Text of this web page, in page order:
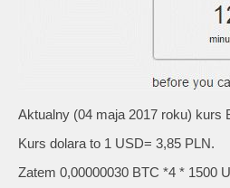
Aktualny (04 maja 2017 roku) kurs
Kurs dolara to 1 USD= 3,85 PLN.
Zatem 0,00000030 BTC *4 * 1500